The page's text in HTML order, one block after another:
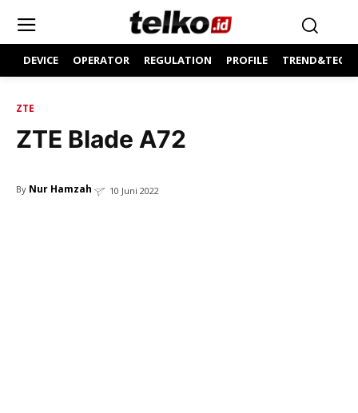
DEVICE OPERATOR REGULATION PROFILE
ZTE
ZTE Blade A72
By Nur Hamzah 10 Juni 2022